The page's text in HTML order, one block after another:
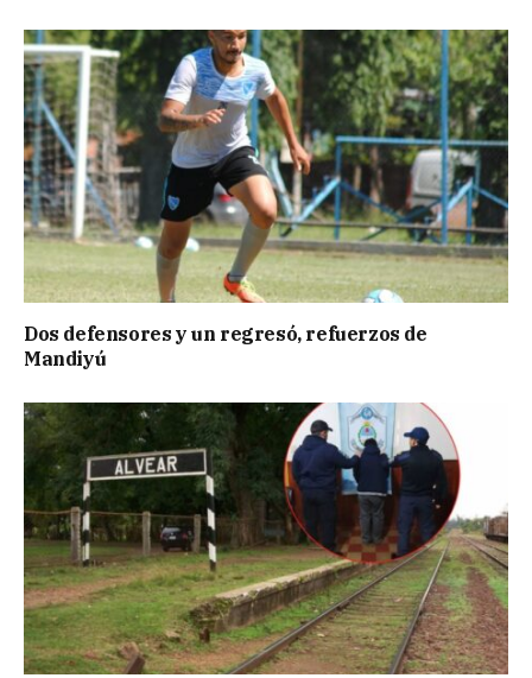
Dos defensores y un regresó, refuerzos de
Mandiyú